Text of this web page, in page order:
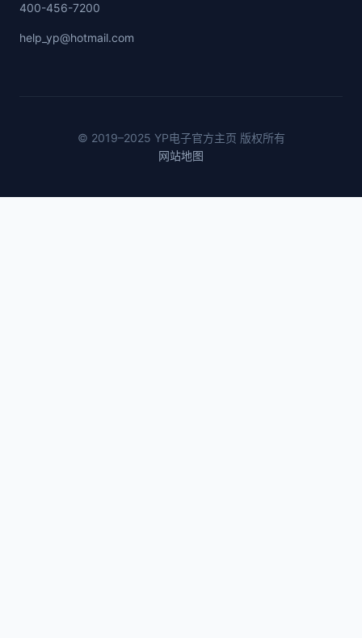
400-456-7200
help_yp@hotmail.com
© 2019–2025 YP电子官方主页 版权所有
网站地图